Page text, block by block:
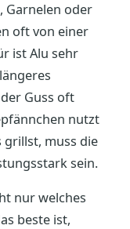
Garnelen oder
oft von einer
ist Alu sehr
Guss oft
nutzt
muss die
sein.
nur welches
beste ist,